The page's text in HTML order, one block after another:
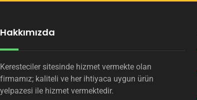
Hakkımızda
Keresteciler sitesinde hizmet vermekte olan
firmamız; kaliteli ve her ihtiyaca uygun ürün
yelpazesi ile hizmet vermektedir.